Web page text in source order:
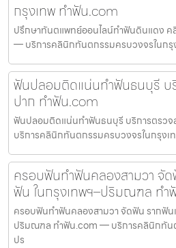
กรุงเทพ ทำฟัน.com
ปรึกษาทันตแพทย์ออนไลน์ทำฟันดินแดง
— บริการคลินิกทันตกรรมครบวงจรในก
ฟันปลอมติดแน่นทำฟันธนบุรี บ
ปาก ทำฟัน.com
ฟันปลอมติดแน่นทำฟันธนบุรี บริการตรว
บริการคลินิกทันตกรรมครบวงจรในกรุง
ครอบฟันทำฟันคลองสามวา จั
ฟัน ในกรุงเทพฯ–ปริมณฑล ทำ
ครอบฟันทำฟันคลองสามวา จัดฟัน รากฟั
ปริมณฑล ทำฟัน.com — บริการคลินิกทัน
ปร